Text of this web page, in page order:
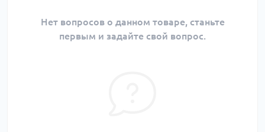
Нет вопросов о данном товаре, станьте
первым и задайте свой вопрос.